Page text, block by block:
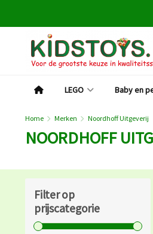
LEGO Baby en
Home Merken Noordhoff Uitgeverij
NOORDHOFF
Filter op
prijscategorie